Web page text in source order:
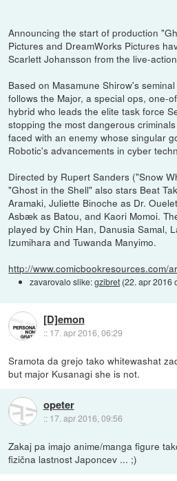
Announcing the start of production
Pictures and DreamWorks Pictures
Scarlett Johansson from the live-
Based on Masamune Shirow's
follows the Major, a special ops, one-
hybrid who leads the elite task force
stopping the most dangerous
faced with an enemy whose singular
Robotic's advancements in cyber
Directed by Rupert Sanders ("Snow
"Ghost in the Shell" also stars Beat
Aramaki, Juliette Binoche as Dr.
Asbæk as Batou, and Kaori Momoi.
played by Chin Han, Danusia Samal,
Izumihara and Tuwanda Manyimo.
http://www.comicbookresources.com/
zavarovalo slike:gzibret (22. apr 2016
[D]emon
:: 17. apr 2016, 06:29
Sramota da grejo tako whitewashat
but major Kusanagi she is not.
opeter
:: 17. apr 2016, 09:56
Zakaj pa imajo anime/manga figure
fizična lastnost Japoncev ... ;)